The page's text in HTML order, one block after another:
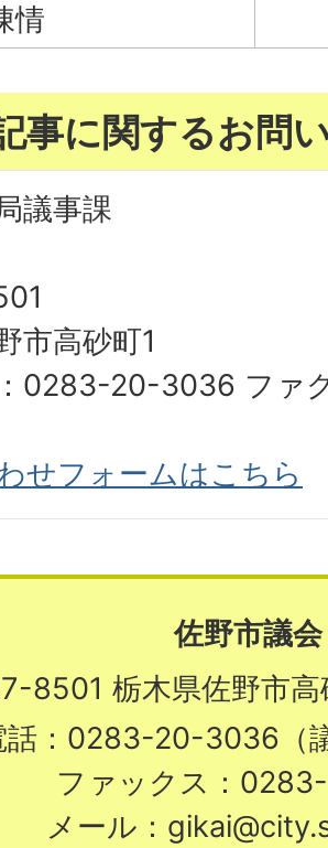
情
事に関するお問
議事課
市高砂町1
0283-20-3036 ファ
せフォームはこちら
佐野市議会
8501 栃木県佐野市高
話：0283-20-3036（
ファックス：
メール：